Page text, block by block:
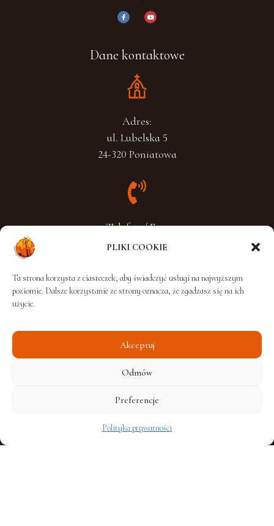
PLIKI COOKIE
Ta strona korzysta z ciasteczek, aby świadczyć usługi na najwyższym
poziomie. Dalsze korzystanie ze strony oznacza, że zgadzasz się na ich
użycie.
Akceptuj
Odmów
Preferencje
Polityka prywatności
Dane kontaktowe
Adres:
ul. Lubelska 5
24-320 Poniatowa
Telefon / Fax:
+48 510 504 574
Szybka nawigacja
Historia parafii
Ogłoszenia
Aktualności